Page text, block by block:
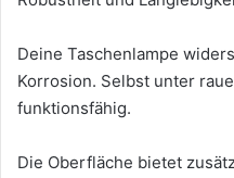
Deine Taschenlampe
Korrosion. Selbst unter
funktionsfähig.
Die Oberfläche bietet